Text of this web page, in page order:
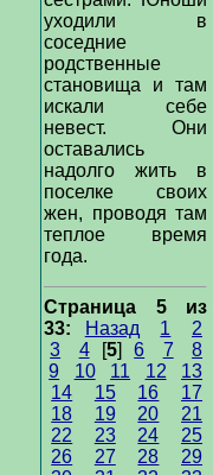
уходили в
соседние
родственные
становища и там
искали себе
невест. Они
оставались
надолго жить в
поселке своих
жен, проводя там
теплое время
года.
Страница 5 из
33:
Назад 1
2
3
4[5]6 7
8
9
10 11 12
13
14
15 16
17
18
19 20
21
22
23 24
25
26
27 28
29